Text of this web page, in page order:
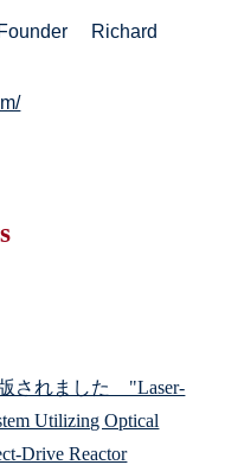
Richard
されました "Laser-
Utilizing Optical
Drive Reactor